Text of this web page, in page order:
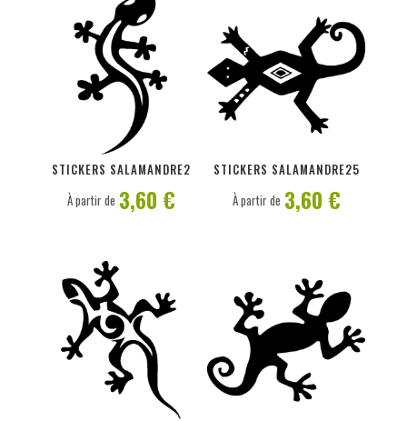
STICKERS SALAMANDRE2
PERSONNALISER
À partir de 3,60 €
STICKERS SALAMANDRE25
À partir de 3,60 €